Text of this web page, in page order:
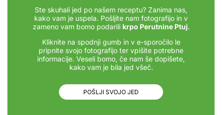
Ste skuhali jed po našem receptu? Zanima nas,
kako vam je uspela. Pošljite nam fotografijo in v
zameno vam bomo podarili krpo Perutnine Ptuj.
Kliknite na spodnji gumb in v e-sporočilo le
pripnite svojo fotografijo ter vpišite potrebne
informacije. Veseli bomo, če nam še dopišete,
kako vam je bila jed všeč.
POŠLJI SVOJO JED